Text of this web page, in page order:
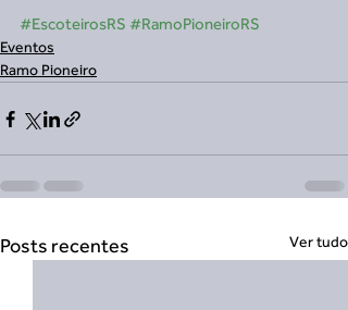
#EscoteirosRS #RamoPioneiroRS
Eventos
Ramo Pioneiro
Posts recentes Ver tudo